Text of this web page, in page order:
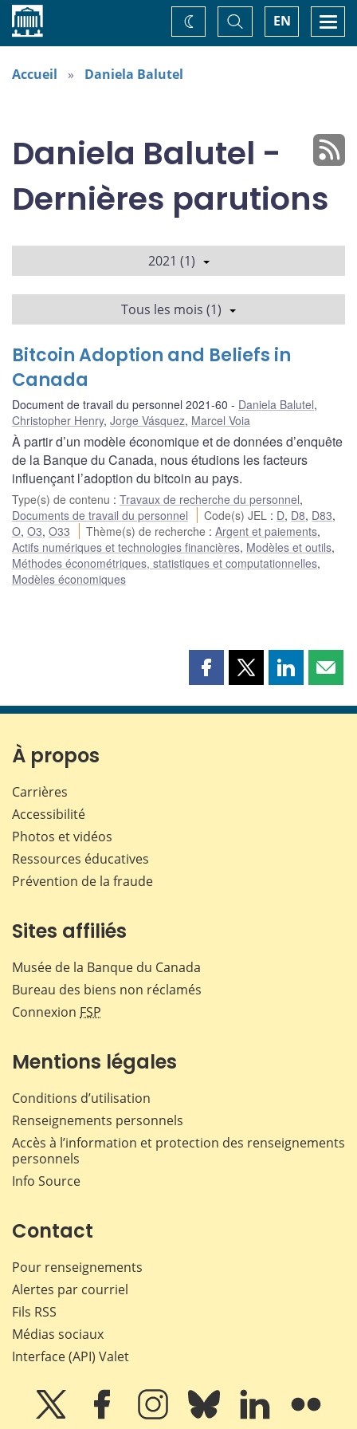
Accueil EN
Basculer
la
recherche
Changez
de
Accueil Daniela Balutel
Daniela Balutel -
Dernières parutions
2021 (1)
Tous les mois (1)
Bitcoin Adoption and Beliefs in
Canada
Document de travail du personnel 2021-60 Daniela Balutel,
Christopher Henry, Jorge Vásquez, Marcel Voia
À partir d’un modèle économique et de données d’enquête
de la Banque du Canada, nous étudions les facteurs
influençant l’adoption du bitcoin au pays.
Type(s) de contenu : Travaux de recherche du personnel,
Documents de travail du personnel
Code(s) JEL : D, D8, D83,
O, O3, O33 Thème(s) de recherche :Argent et paiements,
Actifs numériques et technologies financières, Modèles et outils,
Méthodes économétriques, statistiques et computationnelles,
Modèles économiques
Partager
page
Partager
page
Partager
page page
À propos
Carrières
Accessibilité
Photos et vidéos
Ressources éducatives
Prévention de la fraude
Sites affiliés
Musée de la Banque du Canada
Bureau des biens non réclamés
Connexion FSP
Mentions légales
Conditions d’utilisation
Renseignements personnels
Accès à l’information et protection des renseignements
personnels
Info Source
Contact
Pour renseignements
Alertes par courriel
Fils RSS
Médias sociaux
Interface (API) Valet